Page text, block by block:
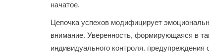
начатое.
Цепочка успехов модифицирует
внимание. Уверенность, формирующаяся в
индивидуального контроля. предупреждения